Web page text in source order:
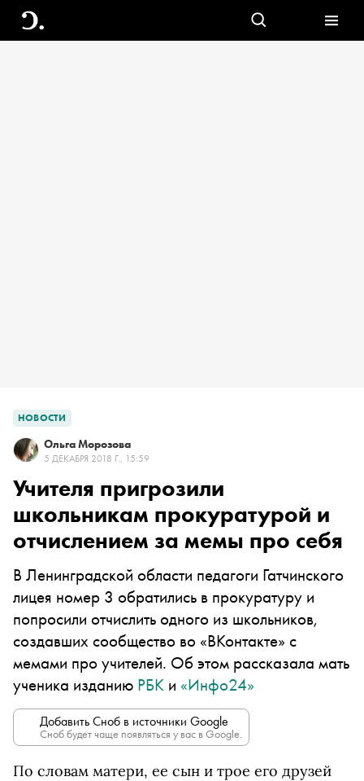
НОВОСТИ
Ольга Морозова
5 ДЕКАБРЯ 2018 Г., 15:59
Учителя пригрозили
школьникам прокуратурой и
отчислением за мемы про себя
В Ленинградской области педагоги Гатчинского
лицея номер 3 обратились в прокуратуру и
попросили отчислить одного из школьников,
создавших сообщество во «ВКонтакте» с
мемами про учителей. Об этом рассказала мать
ученика изданию РБК и «Инфо24»
Добавить Сноб в источники Google
Сноб будет чаще появляться у вас в Google.
По словам матери, ее сын и трое его друзей